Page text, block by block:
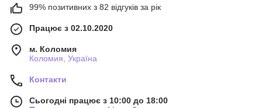
ідеальним вибором для сімей із маленькими дітьми.
дозволяючи легко знайти потрібний продукт.
Різноманітність форм та розмірів. Акрилові ємності
представлені в широкому асортименті від мініатюрних
дешевші за скляні.
99% позитивних з 82 відгуків за рік
Працює з 02.10.2020
м. Коломия
Коломия, Україна
Контакти
Сьогодні працює з 10:00 до 18:00